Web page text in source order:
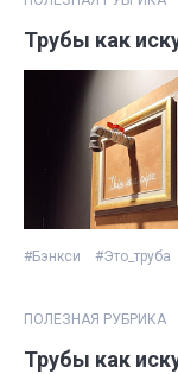
Трубы как
#Бэнкси #Это_труба
ПОЛЕЗНАЯ РУБРИКА
Трубы как